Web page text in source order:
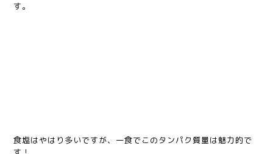
す。
食塩はやはり多いですが、一食でこのタンパク質量は魅力的で